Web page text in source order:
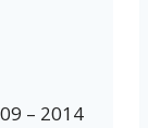
– 2014